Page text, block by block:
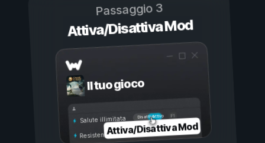
Passaggio 3
Attiva/Disattiva Mod
Il tuo gioco
Attivo
Disattivo
Salute illimitata
Resistenza illimitata
Attiva/Disattiva Mod